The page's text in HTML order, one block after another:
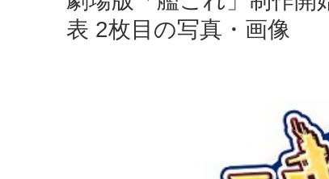
表 2枚目の写真・画像